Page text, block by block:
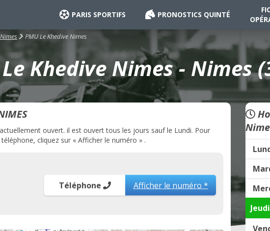
PARIS SPORTIFS PRONOSTICS QUINTÉ
Nimes PMU Le Khedive Nimes
Khedive Nimes - Nimes
ouvert. il est ouvert tous les jours sauf le Lundi. Pour
cliquez sur « Afficher le numéro » .
Téléphone Afficher le numéro *
Jeudi